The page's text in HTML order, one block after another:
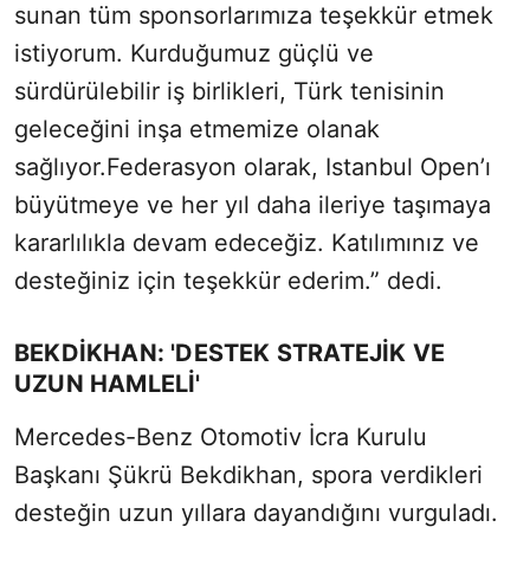
sunan tüm sponsorlarımıza teşekkür etmek
istiyorum. Kurduğumuz güçlü ve
sürdürülebilir iş birlikleri, Türk tenisinin
geleceğini inşa etmemize olanak
sağlıyor.Federasyon olarak, Istanbul Open’ı
büyütmeye ve her yıl daha ileriye taşımaya
kararlılıkla devam edeceğiz. Katılımınız ve
desteğiniz için teşekkür ederim.” dedi.
BEKDİKHAN: 'DESTEK STRATEJİK VE
UZUN HAMLELİ'
Mercedes-Benz Otomotiv İcra Kurulu
Başkanı Şükrü Bekdikhan, spora verdikleri
desteğin uzun yıllara dayandığını vurguladı.